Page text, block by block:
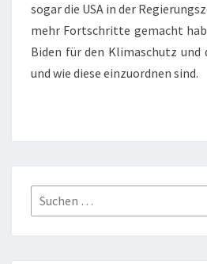
sogar die USA in der
mehr Fortschritte gemacht
Biden für den Klimaschutz und
und wie diese einzuordnen sind.
Suchen
nach: